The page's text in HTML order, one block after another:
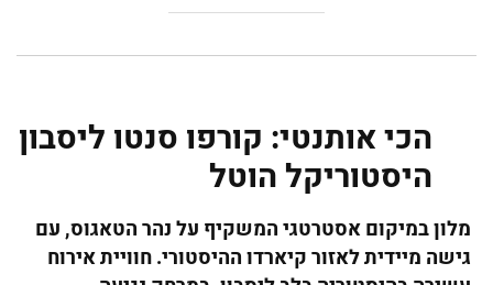
הכי אותנטי: קורפו סנטו ליסבון
היסטוריקל הוטל
מלון במיקום אסטרטגי המשקיף על נהר הטאגוס, עם
גישה מיידית לאזור קיארדו ההיסטורי. חוויית אירוח